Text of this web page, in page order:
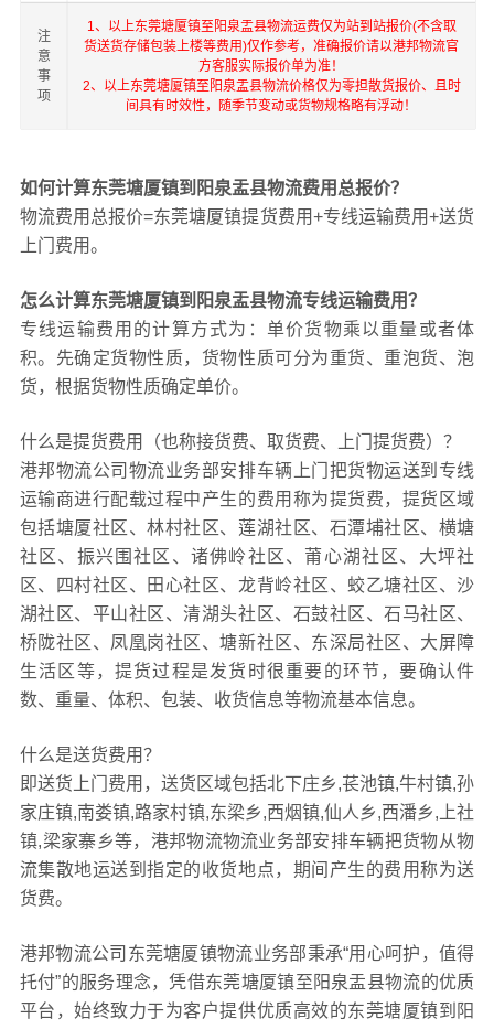
注
意
事
项
1、以上东莞塘厦镇至阳泉盂县物流运费仅为站到站报价(不含取
货送货存储包装上楼等费用)仅作参考，准确报价请以港邦物流官
方客服实际报价单为准！
2、以上东莞塘厦镇至阳泉盂县物流价格仅为零担散货报价、且时
间具有时效性，随季节变动或货物规格略有浮动！
如何计算东莞塘厦镇到阳泉盂县物流费用总报价？
物流费用总报价=东莞塘厦镇提货费用+专线运输费用+送货
上门费用。
怎么计算东莞塘厦镇到阳泉盂县物流专线运输费用？
专线运输费用的计算方式为：单价货物乘以重量或者体
积。先确定货物性质，货物性质可分为重货、重泡货、泡
货，根据货物性质确定单价。
什么是提货费用（也称接货费、取货费、上门提货费）？
港邦物流公司物流业务部安排车辆上门把货物运送到专线
运输商进行配载过程中产生的费用称为提货费，提货区域
包括塘厦社区、林村社区、莲湖社区、石潭埔社区、横塘
社区、振兴围社区、诸佛岭社区、莆心湖社区、大坪社
区、四村社区、田心社区、龙背岭社区、蛟乙塘社区、沙
湖社区、平山社区、清湖头社区、石鼓社区、石马社区、
桥陇社区、凤凰岗社区、塘新社区、东深局社区、大屏障
生活区等，提货过程是发货时很重要的环节，要确认件
数、重量、体积、包装、收货信息等物流基本信息。
什么是送货费用？
即送货上门费用，送货区域包括北下庄乡,苌池镇,牛村镇,孙
家庄镇,南娄镇,路家村镇,东梁乡,西烟镇,仙人乡,西潘乡,上社
镇,梁家寨乡等，港邦物流物流业务部安排车辆把货物从物
流集散地运送到指定的收货地点，期间产生的费用称为送
货费。
港邦物流公司东莞塘厦镇物流业务部秉承“用心呵护，值得
托付”的服务理念，凭借东莞塘厦镇至阳泉盂县物流的优质
平台，始终致力于为客户提供优质高效的东莞塘厦镇到阳